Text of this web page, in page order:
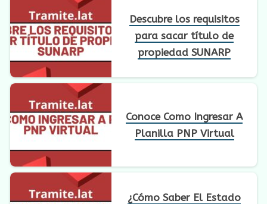
Descubre los requisitos
para sacar título de
propiedad SUNARP
Conoce Como Ingresar A
Planilla PNP Virtual
¿Cómo Saber El Estado